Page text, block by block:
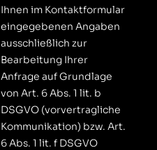
Ihnen im Kontaktformular
eingegebenen Angaben
ausschließlich zur
Bearbeitung Ihrer
Anfrage auf Grundlage
von Art. 6 Abs. 1 lit. b
DSGVO (vorvertragliche
Kommunikation) bzw. Art.
6 Abs. 1 lit. f DSGVO